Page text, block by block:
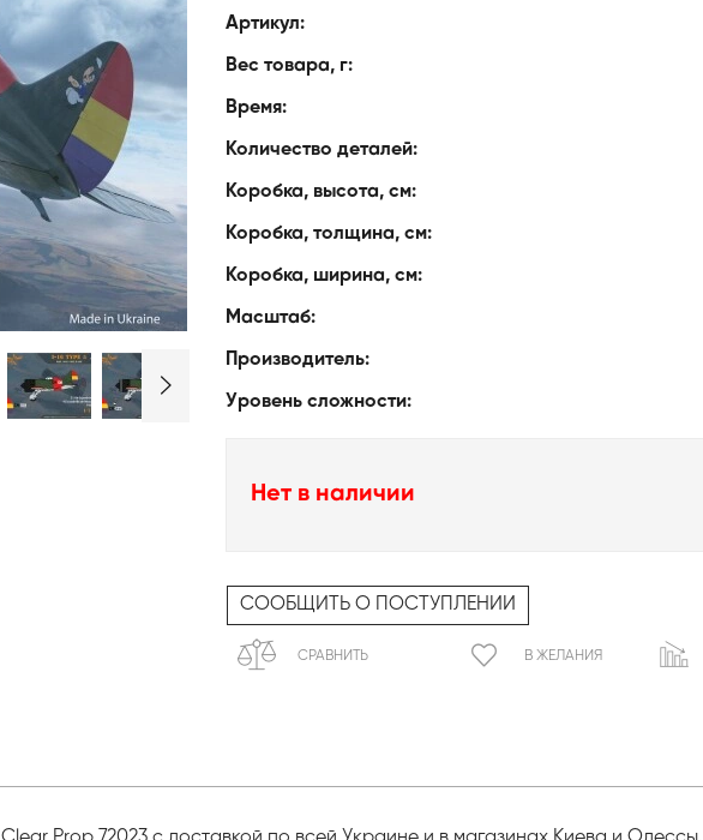
Артикул:
Вес товара, г:
Время:
Количество деталей:
Коробка, высота, см:
Коробка, толщина, см:
Коробка, ширина, см:
Масштаб:
Производитель:
Уровень сложности:
Нет в наличии
СООБЩИТЬ О ПОСТУПЛЕНИИ
СРАВНИТЬ В ЖЕЛАНИЯ